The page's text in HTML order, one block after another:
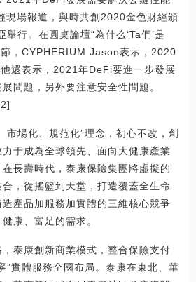
現場報道，與時共創2020金色財經頒
行。在圓桌論壇“為什么‘Ta們’是
，CYPHERIUM Jason表示，2020
還表示，2021年DeFi要進一步發展
問題，另外要注意安全性問題。
市場化、規范化”理念，初心不改，創
于成為全球領先、面向大健康產業
長壽時代，泰康保險集團將虛擬的
，從搖籃到天堂，打造覆蓋全生命
產品加服務加實體的三維核心競爭
康、富足的需求。
泰康創新商業模式，整合保險支付
”實體服務全國布局。泰康在東北、華